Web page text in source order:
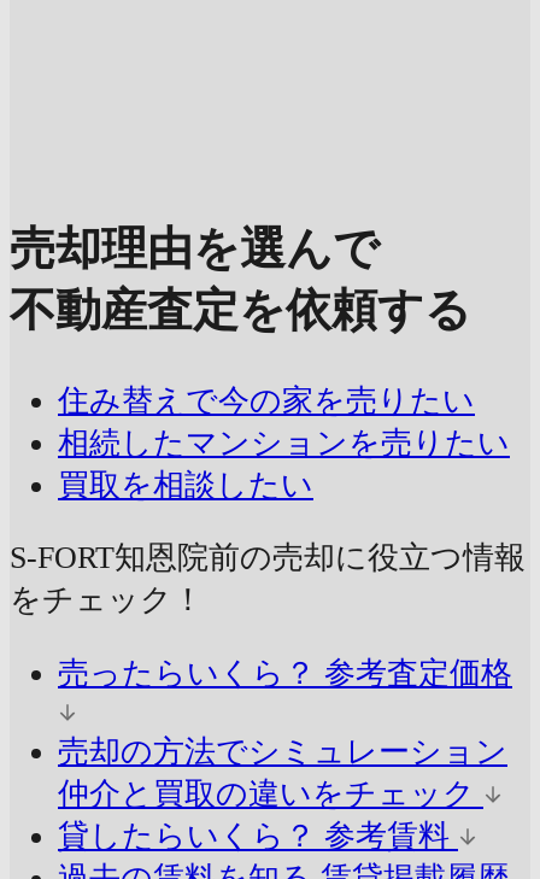
売却理由を選んで
不動産査定を依頼する
住み替えで今の家を売りたい
相続したマンションを売りたい
買取を相談したい
S-FORT知恩院前の売却に役立つ情報
をチェック！
売ったらいくら？ 参考査定価格
売却の方法でシミュレーション
仲介と買取の違いをチェック
貸したらいくら？ 参考賃料